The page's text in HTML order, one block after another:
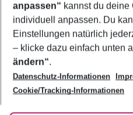
Footer
Footer navigation
Über uns
AGB
Bestpreisgarantie
Cookie-Einstellungen ändern
Cookie-Richtlinie
Agenturbetreuung
Barrierefreies Reisen
Folge uns
anpassen“ kannst du
individuell anpassen. Du
Einstellungen natürlich
– klicke dazu einfach unten
ändern“.
Datenschutz-Informationen
Cookie/Tracking-Informationen